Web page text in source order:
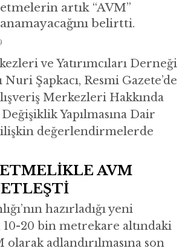
artık “AVM”
belirtti.
ve Yatırımcıları Derneği
Nuri Şapkacı, Resmi Gazete’de
Merkezleri Hakkında
Yapılmasına Dair
ilişkin değerlendirmelerde
AVM
hazırladığı yeni
20 bin metrekare altındaki
olarak adlandırılmasına son